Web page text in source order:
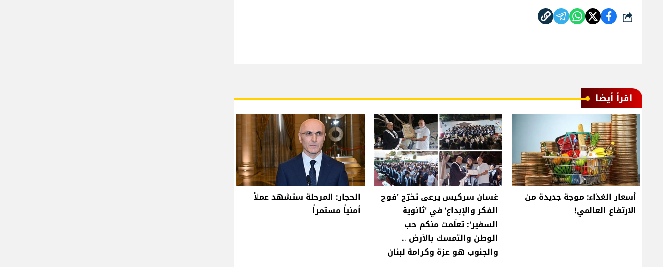
شارك
اقرأ أيضا
أسعار الغذاء: موجة جديدة من
الارتفاع العالمي!
غسان سركيس يرعى تخرّج 'فوج
الفكر والإبداع' في 'ثانوية
السفير': تعلّمت منكم حب
الوطن والتمسك بالأرض ..
والجنوب هو عزة وكرامة لبنان
الحجار: المرحلة ستشهد عملاً
أمنياً مستمراً